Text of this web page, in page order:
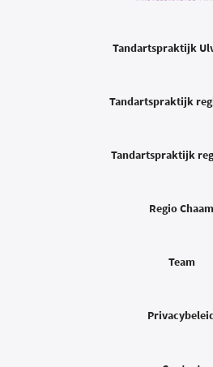
Tandartspraktijk
Tandartspraktijk
Tandartspraktijk
Regio Chaam
Team